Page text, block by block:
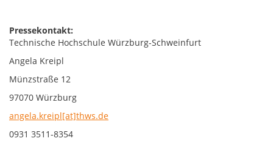
Pressekontakt:
Technische Hochschule Würzburg-Schweinfurt
Angela Kreipl
Münzstraße 12
97070 Würzburg
angela.kreipl[at]thws.de
0931 3511-8354